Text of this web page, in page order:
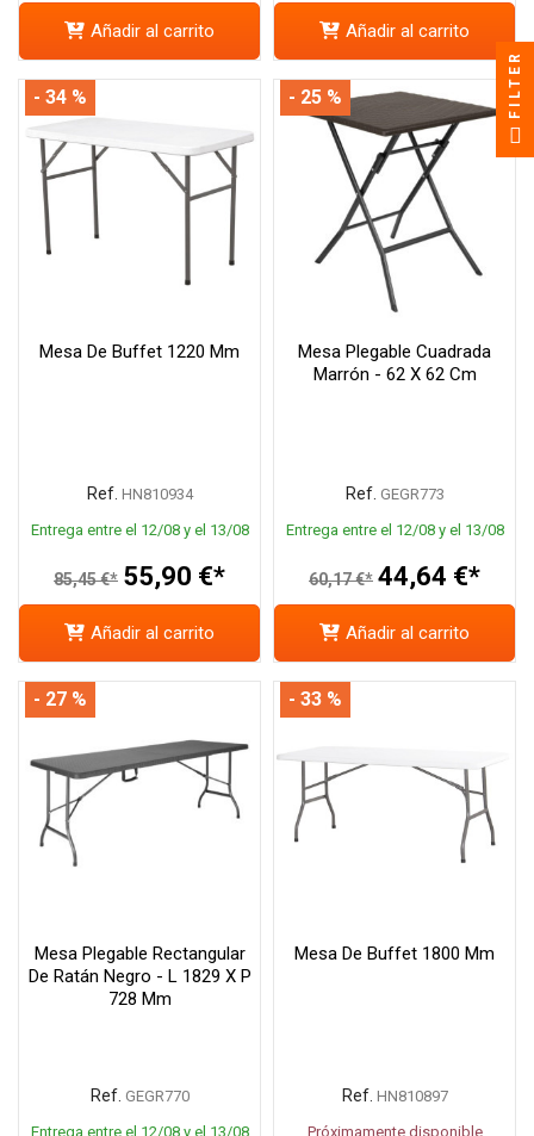
Añadir al carrito Añadir al carrito
Mesa De Buffet 1220 Mm
Ref. HN810934
Entrega entre el 12/08 y el 13/08
85,45 €* 55,90 €*
- 34 %
Añadir al carrito
Mesa Plegable Cuadrada
Marrón - 62 X 62 Cm
Ref. GEGR773
Entrega entre el 12/08 y el 13/08
60,17 €* 44,64 €*
- 25 %
Añadir al carrito
Mesa Plegable Rectangular
De Ratán Negro - L 1829 X P
728 Mm
Ref. GEGR770
Entrega entre el 12/08 y el 13/08
- 27 %
Mesa De Buffet 1800 Mm
Ref. HN810897
Próximamente disponible
- 33 %
FILTER